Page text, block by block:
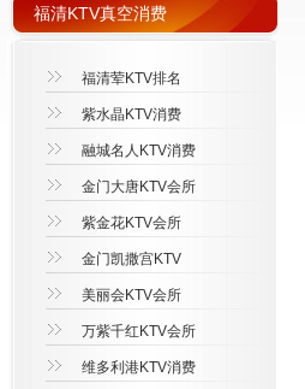
福清KTV真空消费
福清荤KTV排名
紫水晶KTV消费
融城名人KTV消费
金门大唐KTV会所
紫金花KTV会所
金门凯撒宫KTV
美丽会KTV会所
万紫千红KTV会所
维多利港KTV消费